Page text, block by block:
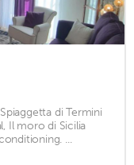
di Termini
Il moro di Sicilia
...